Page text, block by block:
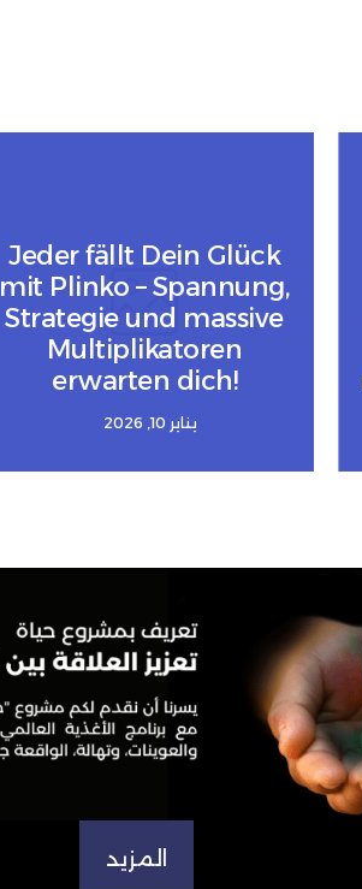
Jeder fällt Dein Glück
mit Plinko – Spannung,
Strategie und massive
Multiplikatoren
erwarten dich!
يناير 10, 2026
المزيد